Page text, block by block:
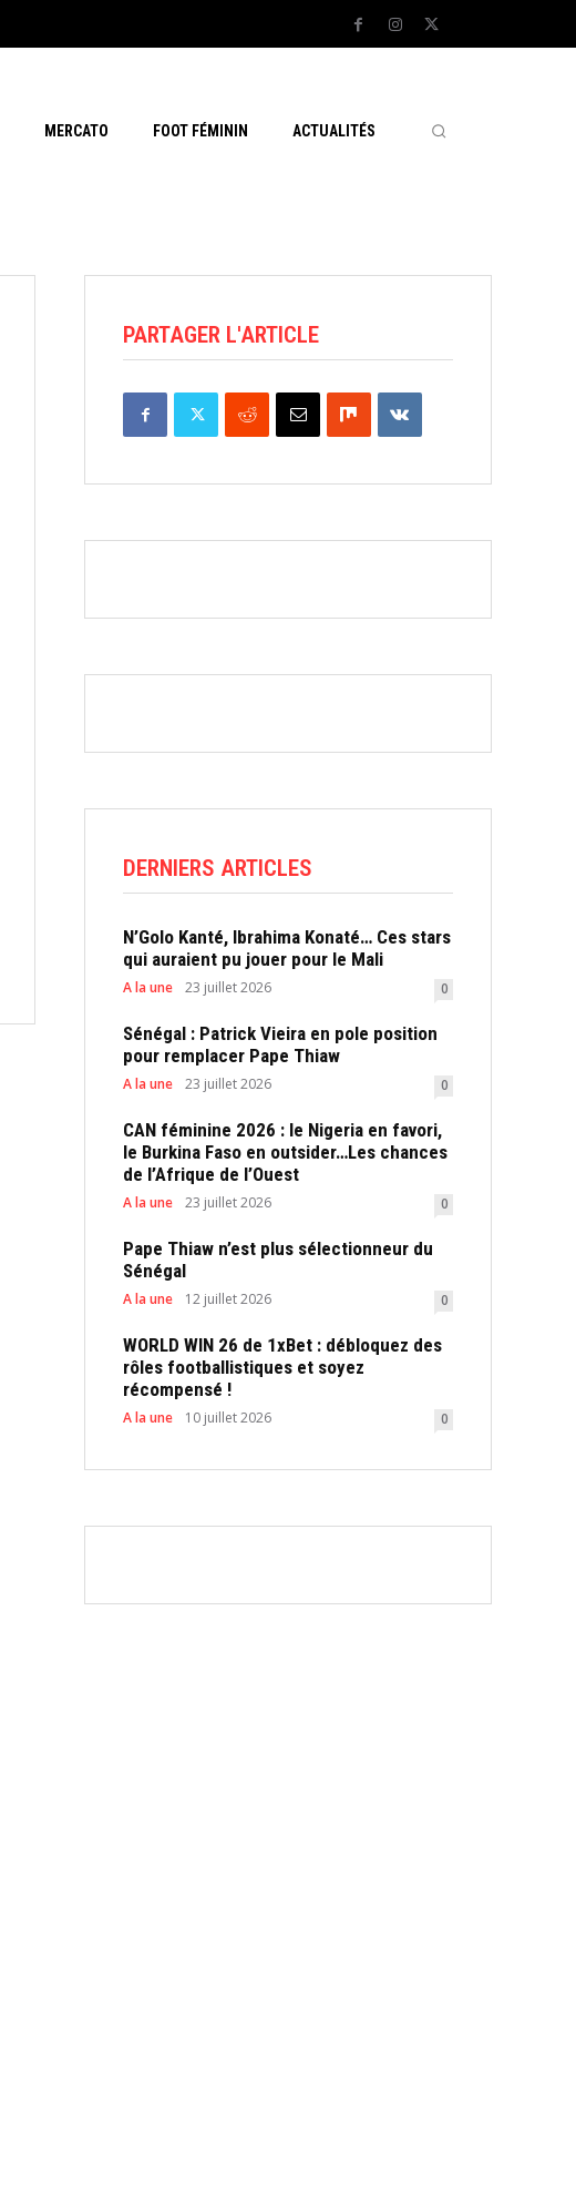
MERCATO FOOT FÉMININ ACTUALITÉS
PARTAGER L'ARTICLE
DERNIERS ARTICLES
N’Golo Kanté, Ibrahima Konaté… Ces stars
qui auraient pu jouer pour le Mali
A la une 23 juillet 2026 0
Sénégal : Patrick Vieira en pole position
pour remplacer Pape Thiaw
A la une 23 juillet 2026 0
CAN féminine 2026 : le Nigeria en favori,
le Burkina Faso en outsider…Les chances
de l’Afrique de l’Ouest
A la une 23 juillet 2026 0
Pape Thiaw n’est plus sélectionneur du
Sénégal
A la une 12 juillet 2026 0
WORLD WIN 26 de 1xBet : débloquez des
rôles footballistiques et soyez
récompensé !
A la une 10 juillet 2026 0